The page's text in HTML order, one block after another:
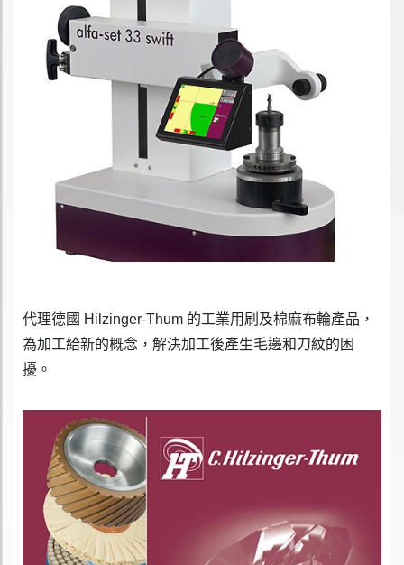
代理德國 Hilzinger-Thum 的工業用刷及棉麻布輪產品，
為加工給新的概念，解決加工後產生毛邊和刀紋的困
擾。